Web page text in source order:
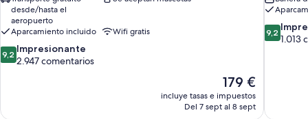
desde/hasta el
aeropuerto
Aparcamiento incluido Wifi gratis
9.2
sobre
9,2 Impresionante
2.947 comentarios
El
precio
actual
179 €
incluye tasas e impuestos
Del 7 sept al 8 sept
9.2
sobre
9,2
1.013